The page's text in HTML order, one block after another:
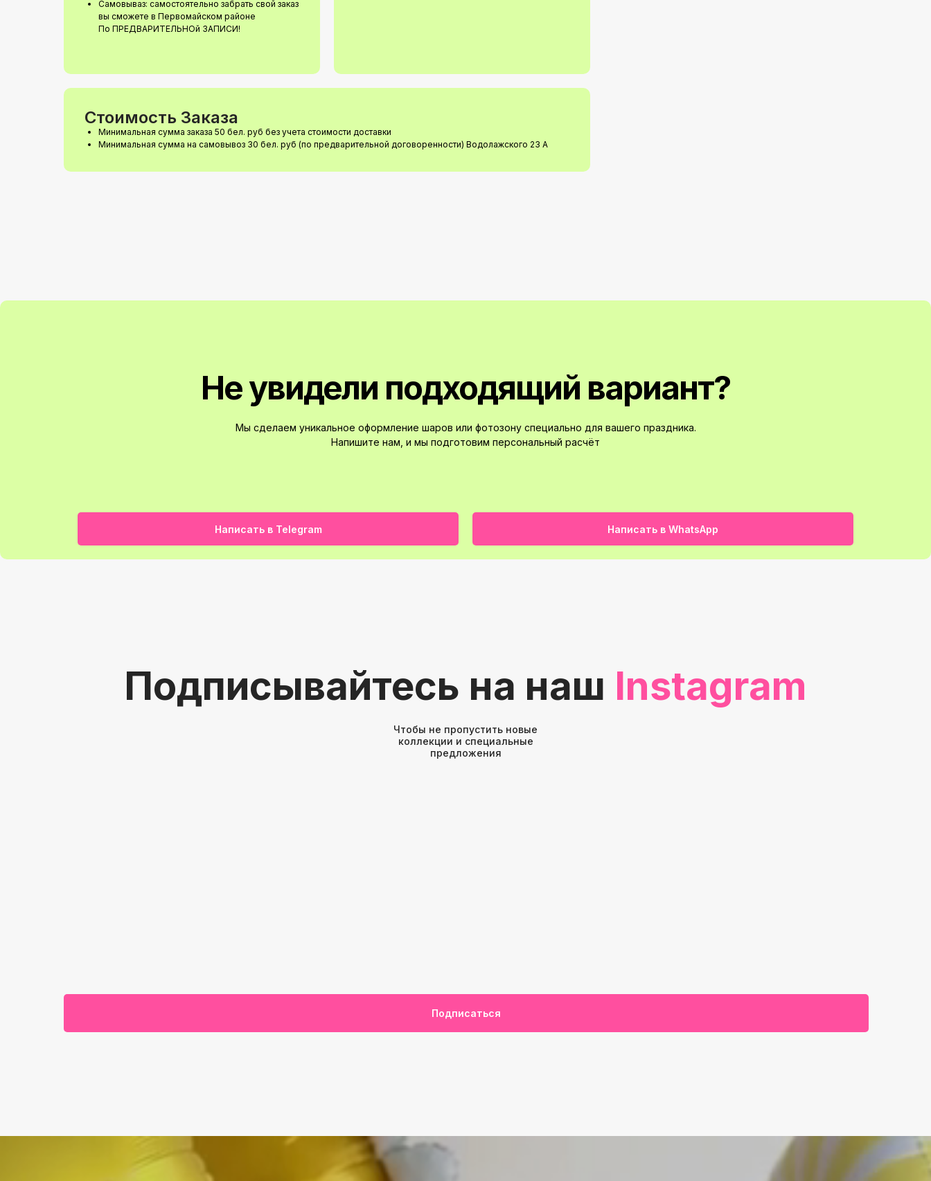
Стоимость Заказа
Минимальная сумма заказа 50 бел. руб без учета стоимости доставки
Минимальная сумма на самовывоз 30 бел. руб (по предварительной договоренности) Водолажского 23 А
Самовываз: самостоятельно забрать свой заказ
вы сможете в Первомайском районе
По ПРЕДВАРИТЕЛЬНОй ЗАПИСИ!
Не увидели подходящий вариант?
Мы сделаем уникальное оформление шаров или фотозону специально для вашего праздника.
Напишите нам, и мы подготовим персональный расчёт
Написать в WhatsApp
Написать в Telegram
Чтобы не пропустить новые
коллекции и специальные
предложения
Подписывайтесь на наш Instagram
Подписаться